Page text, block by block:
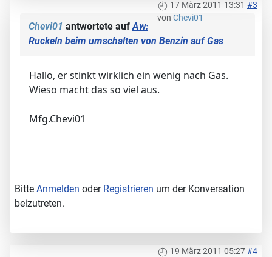
17 März 2011 13:31 #3
von Chevi01
Chevi01 antwortete aufAw:
Ruckeln beim umschalten von Benzin auf Gas
Hallo, er stinkt wirklich ein wenig nach Gas.
Wieso macht das so viel aus.
Mfg.Chevi01
Bitte Anmelden oder Registrieren um der Konversation
beizutreten.
19 März 2011 05:27#4